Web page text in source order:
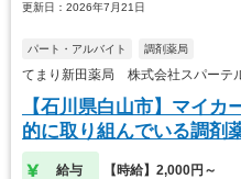
更新日：2026年7月21日
パート・アルバイト 調剤薬局
てまり新田薬局 株式会社スパーテ
【石川県白山市】マイ
的に取り組んでいる調剤
給与 【時給】2,000円～